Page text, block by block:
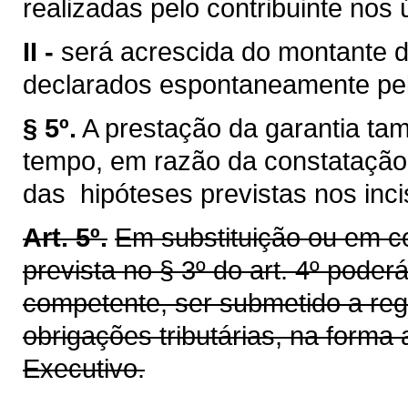
realizadas pelo contribuinte nos
II - será acrescida do montante
declarados espontaneamente
§ 5º. A prestação da garantia
tempo, em razão da
das hipóteses previstas nos
Art. 5º. Em substituição ou em
prevista no § 3º do art. 4º
competente, ser submetido a
obrigações tributárias, na forma
Executivo.